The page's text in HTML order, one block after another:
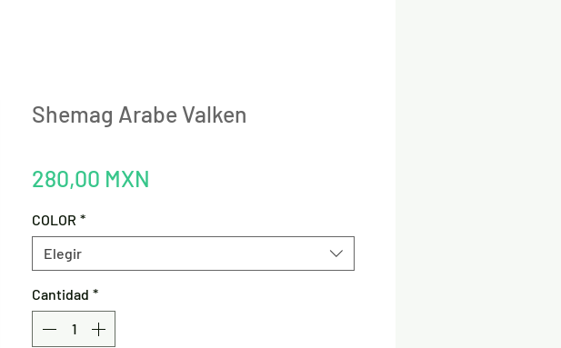
Shemag Arabe Valken
280,00 MXN
COLOR *
Elegir
Cantidad *